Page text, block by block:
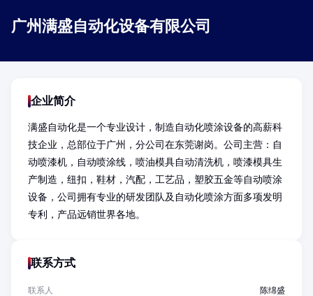
广州满盛自动化设备有限公司
企业简介
满盛自动化是一个专业设计，制造自动化喷涂设备的高薪科
技企业，总部位于广州，分公司在东莞谢岗。公司主营：自
动喷漆机，自动喷涂线，喷油模具自动清洗机，喷漆模具生
产制造，纽扣，鞋材，汽配，工艺品，塑胶五金等自动喷涂
设备，公司拥有专业的研发团队及自动化喷涂方面多项发明
专利，产品远销世界各地。
联系方式
联系人 陈绵盛